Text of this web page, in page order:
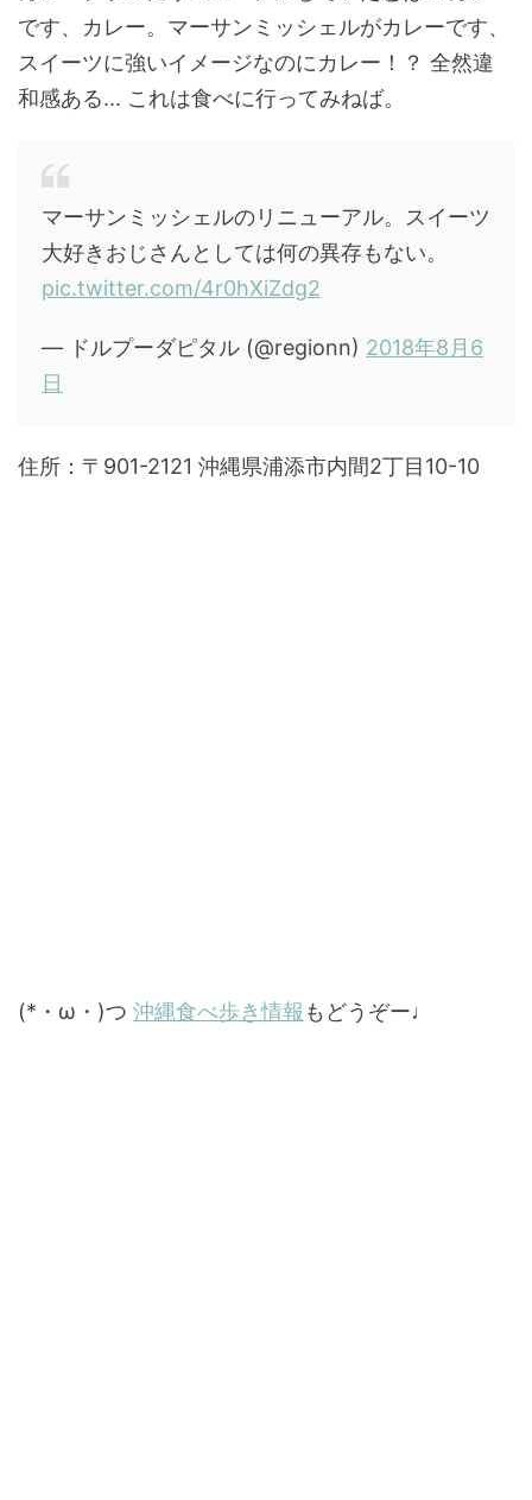
です、カレー。マーサンミッシェルがカレーです、
スイーツに強いイメージなのにカレー！？ 全然違
和感ある... これは食べに行ってみねば。
マーサンミッシェルのリニューアル。スイーツ
大好きおじさんとしては何の異存もない。
pic.twitter.com/4r0hXiZdg2
— ドルプーダピタル (@regionn) 2018年8月6
日
住所：〒901-2121 沖縄県浦添市内間2丁目10-10
(*・ω・)つ 沖縄食べ歩き情報 もどうぞー♩